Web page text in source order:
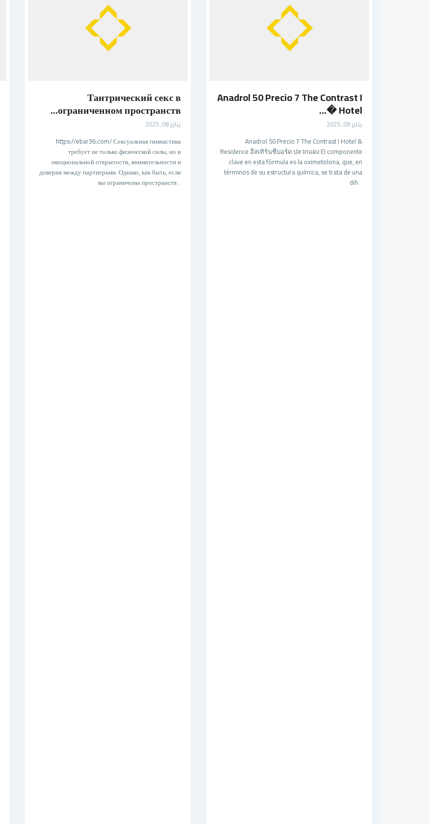
Anadrol 50 Precio 7 The Contrast I
Hotel �...
يناير 09, 2025
Anadrol 50 Precio 7 The Contrast I Hotel &
Residence อีสเทิร์นซีบอร์ด ปลวกแดง El componente
clave en esta fórmula es la oximetolona, que, en
términos de su estructura química, se trata de una
dih...
Тантрический секс в
ограниченном пространств...
يناير 08, 2025
https://ebar36.com/ Сексуальная гимнастика
требует не только физической силы, но и
эмоциональной открытости, внимательности и
доверия между партнерами. Однако, как быть, если
вы ограничены пространств...